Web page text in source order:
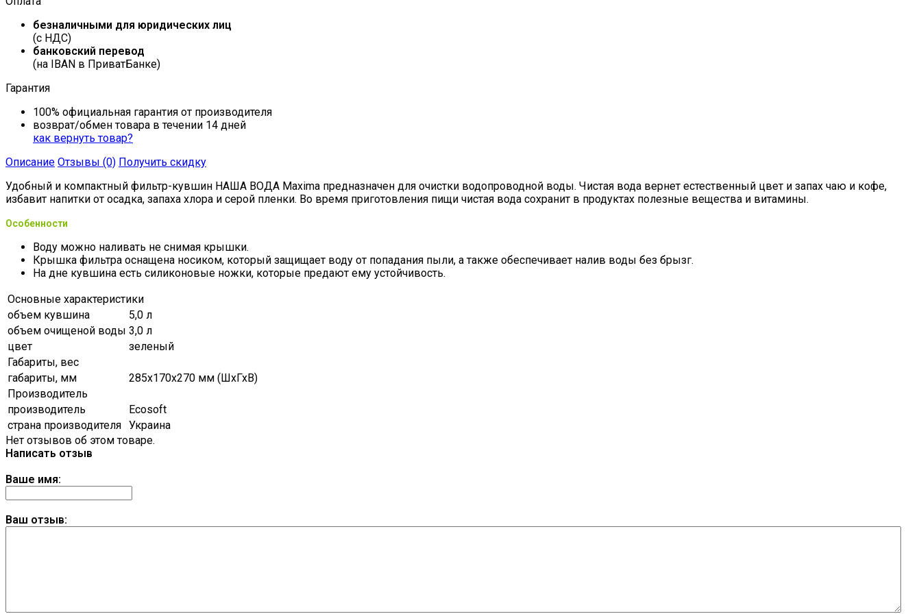
безналичными для юридических лиц
(с НДС)
банковский перевод
(на IBAN в ПриватБанке)
Гарантия
100% официальная гарантия от производителя
возврат/обмен товара в течении 14 дней
как вернуть товар?
Описание Отзывы (0) Получить скидку
Удобный и компактный фильтр-кувшин НАША ВОДА Maxima предназначен для очистки водопроводной воды. Чистая вода вернет естественный цвет и запах чаю и кофе,
избавит напитки от осадка, запаха хлора и серой пленки. Во время приготовления пищи чистая вода сохранит в продуктах полезные вещества и витамины.
Особенности
Воду можно наливать не снимая крышки.
Крышка фильтра оснащена носиком, который защищает воду от попадания пыли, а также обеспечивает налив воды без брызг.
На дне кувшина есть силиконовые ножки, которые предают ему устойчивость.
Основные характеристики
объем кувшина
5,0 л
объем очищеной воды 3,0 л
цвет
зеленый
Габариты, вес
габариты, мм
285х170х270 мм (ШхГхВ)
Производитель
производитель
Ecosoft
страна производителя Украина
Нет отзывов об этом товаре.
Написать отзыв
Ваше имя:
Ваш отзыв: